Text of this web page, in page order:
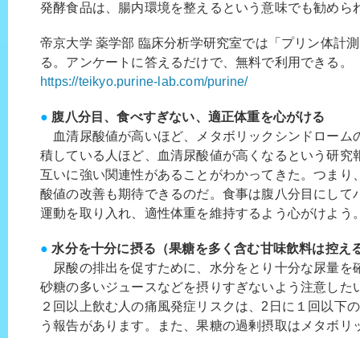
発酵食品は、腸内環境を整えるという意味でも勧めら
帝京大学 薬学部 臨床分析学研究室では「プリン体計
る。アンケートに答えるだけで、無料で利用できる。
https://teikyo.purine-lab.com/purine/
● 腹八分目、食べすぎない、適正体重を心がける
血清尿酸値が高いほど、メタボリックシンドローム
積している人ほど、血清尿酸値が高くなるという研究
互いに強い関連性があることがわかってきた。つまり
酸値の改善も期待できるのだ。食事は腹八分目にして
運動を取り入れ、適性体重を維持するよう心がけよう
● 水分を十分に摂る（果糖を多く含む甘味飲料は控え
尿酸の排出を促すために、水分をとり十分な尿量を
砂糖の多いジュースなどを摂りすぎないよう注意した
２回以上飲む人の痛風発症リスクは、2日に１回以下
う報告があります。また、果糖の過剰摂取はメタボリ